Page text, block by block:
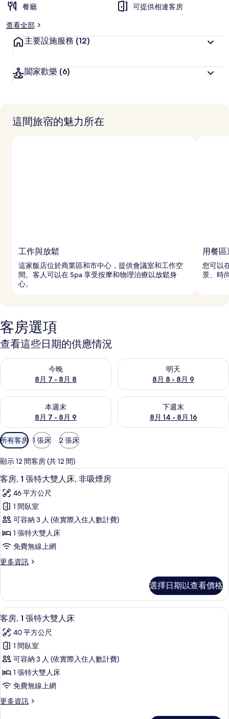
餐廳
可提供相連客房
查看全部
主要設施服務 (12)
闔家歡樂 (6)
這間旅宿的魅力所在
工作與放鬆
這家飯店位於商業區和市中心，提供會議室和工作空
間。客人可以在 Spa 享受按摩和物理治療以放鬆身
心。
用餐
您可以
景、時
客房選項
查看這些日期的供應情況
今晚
8月 7 - 8月 8
查看今晚 (8月 7 - 8月 8) 的供應情況
明天
8月 8 - 8月 9
查看明天 (8月 8 - 8月 9) 的供
本週末
8月 7 - 8月 9
查看本週末 (8月 7 - 8月 9) 的供應情況
下週末
8月 14 - 8月 16
查看下週末 (8月 14 - 8月 16)
可
用
的
客
房
篩
選
條
所有客房 1 張床 2 張床
顯示 12 間客房 (共 12 間)
顯
示
客
房,
1
張
特
大
人
床,
非
吸
煙
房
的
所
有
客房, 1 張特大雙人床, 非吸煙房 | 高
6
客房, 1 張特大雙人床, 非吸煙房
46 平方公尺
1 間臥室
可容納 3 人 (依實際入住人數計費)
1 張特大雙人床
免費無線上網
更多資訊
更
1
張
特
雙
人
非
吸
煙
房
的
選擇日期以查看價格
顯
示
客
房,
1
張
特
大
高級寢具、羽絨被、舒適加層、迷你吧
7
客房, 1 張特大雙人床
40 平方公尺
1 間臥室
可容納 3 人 (依實際入住人數計費)
1 張特大雙人床
免費無線上網
更多資訊
更